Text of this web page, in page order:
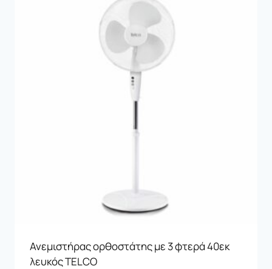
Ανεμιστήρας ορθοστάτης με 3 φτερά 40εκ
λευκός TELCO